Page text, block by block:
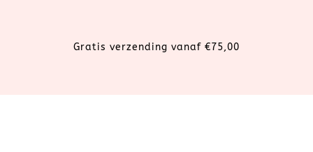
Gratis verzending vanaf €75,00